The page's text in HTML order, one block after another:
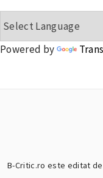
Powered by
B-Critic.ro este editat